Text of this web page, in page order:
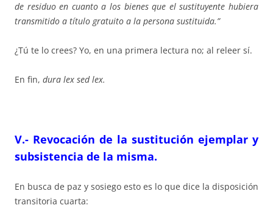
de residuo en cuanto a los bienes que el sustituyente hubiera
transmitido a título gratuito a la persona sustituida.”
¿Tú te lo crees? Yo, en una primera lectura no; al releer sí.
En fin, dura lex sed lex.
V.- Revocación de la sustitución ejemplar y
subsistencia de la misma.
En busca de paz y sosiego esto es lo que dice la disposición
transitoria cuarta: